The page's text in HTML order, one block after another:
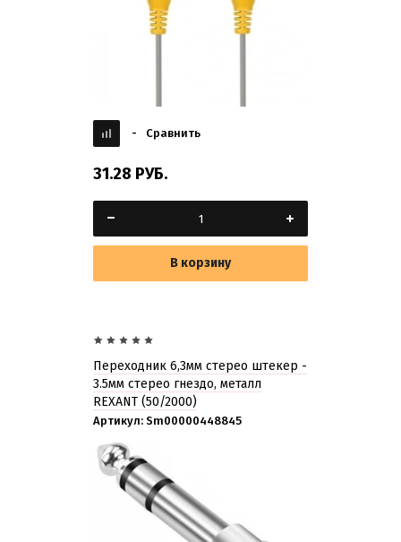
- Сравнить
31.28 РУБ.
В корзину
Переходник 6,3мм стерео штекер -
3.5мм стерео гнездо, металл
REXANT (50/2000)
Артикул: Sm00000448845